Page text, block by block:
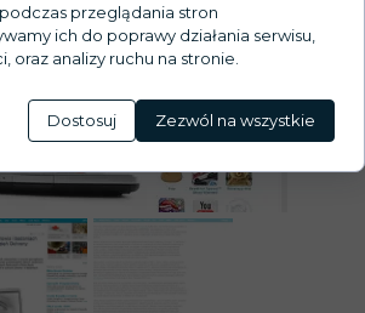
przeglądania stron
ich do poprawy działania serwisu,
oraz analizy ruchu na stronie.
Dostosuj Zezwól na wszystkie